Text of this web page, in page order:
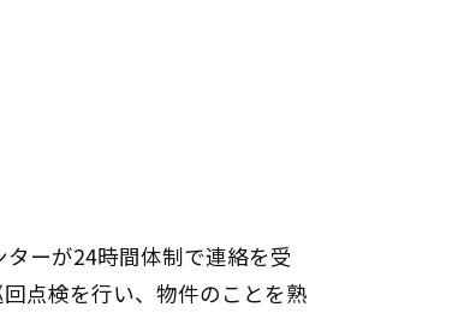
ーが24時間体制で連絡を受
点検を行い、物件のことを熟